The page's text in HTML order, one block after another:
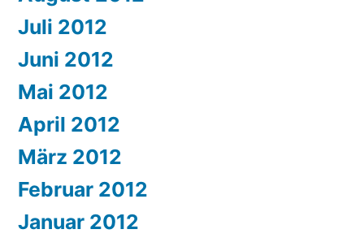
Juli 2012
Juni 2012
Mai 2012
April 2012
März 2012
Februar 2012
Januar 2012